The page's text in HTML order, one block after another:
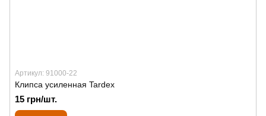
Артикул: 91000-22
Клипса усиленная Tardex
15 грн/шт.